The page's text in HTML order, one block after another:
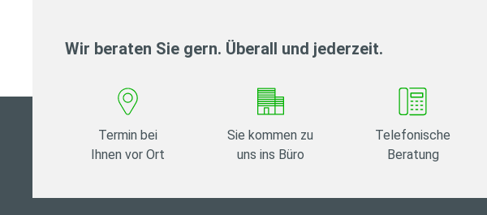
Wir beraten Sie gern. Überall und jederzeit.
Termin bei
Ihnen vor Ort
Sie kommen zu
uns ins Büro
Telefonische
Beratung